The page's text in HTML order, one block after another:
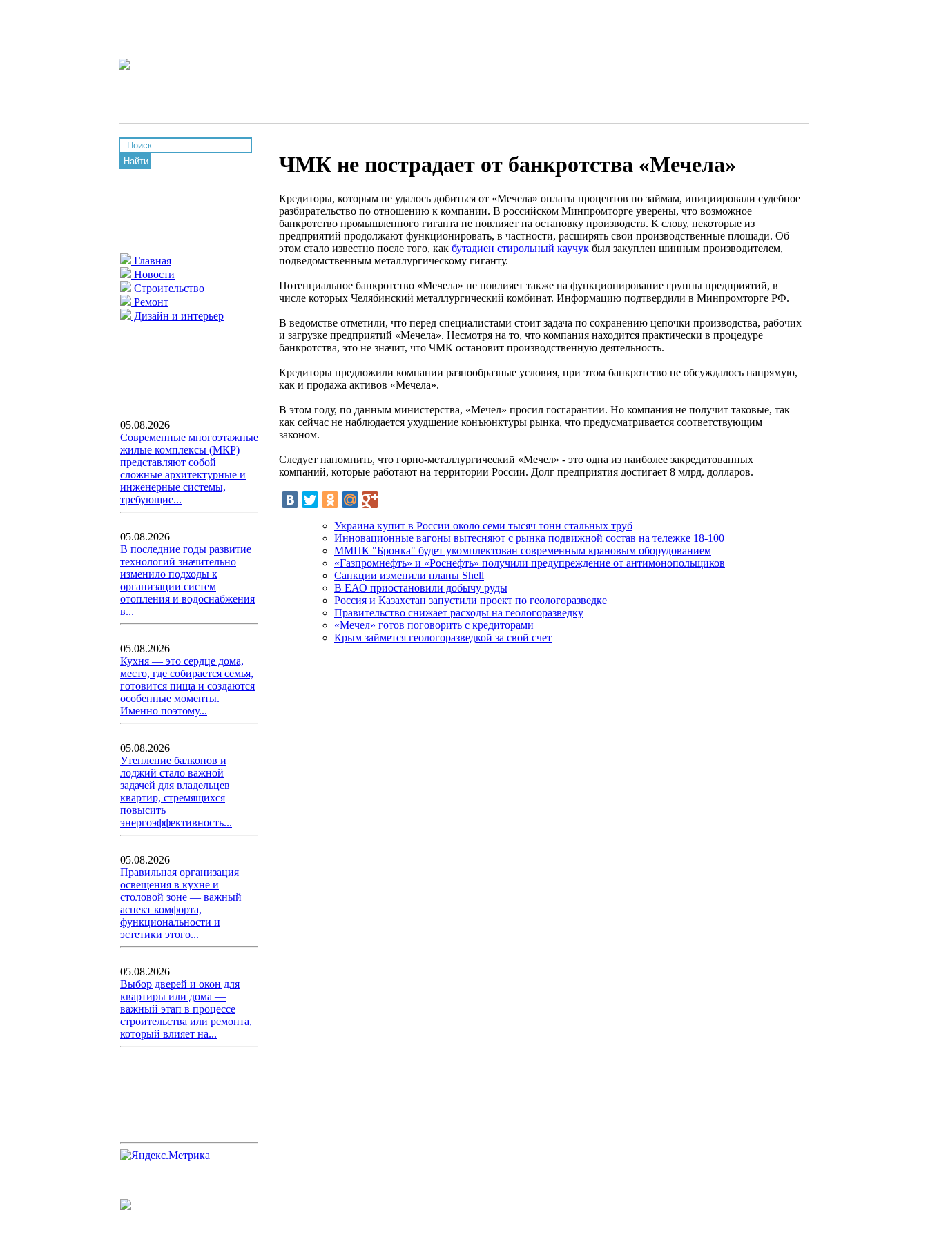
Найти
Главная
Новости
Строительство
Ремонт
Дизайн и интерьер
05.08.2026
Современные многоэтажные
жилые комплексы (МКР)
представляют собой
сложные архитектурные и
инженерные системы,
требующие...
05.08.2026
В последние годы развитие
технологий значительно
изменило подходы к
организации систем
отопления и водоснабжения
в...
05.08.2026
Кухня — это сердце дома,
место, где собирается семья,
готовится пища и создаются
особенные моменты.
Именно поэтому...
05.08.2026
Утепление балконов и
лоджий стало важной
задачей для владельцев
квартир, стремящихся
повысить
энергоэффективность...
05.08.2026
Правильная организация
освещения в кухне и
столовой зоне — важный
аспект комфорта,
функциональности и
эстетики этого...
05.08.2026
Выбор дверей и окон для
квартиры или дома —
важный этап в процессе
строительства или ремонта,
который влияет на...
ЧМК не пострадает от банкротства «Мечела»
Кредиторы, которым не удалось добиться от «Мечела» оплаты процентов по займам, инициировали судебное
разбирательство по отношению к компании. В российском Минпромторге уверены, что возможное
банкротство промышленного гиганта не повлияет на остановку производств. К слову, некоторые из
предприятий продолжают функционировать, в частности, расширять свои производственные площади. Об
этом стало известно после того, как бутадиен стирольный каучук был закуплен шинным производителем,
подведомственным металлургическому гиганту.
Потенциальное банкротство «Мечела» не повлияет также на функционирование группы предприятий, в
числе которых Челябинский металлургический комбинат. Информацию подтвердили в Минпромторге РФ.
В ведомстве отметили, что перед специалистами стоит задача по сохранению цепочки производства, рабочих
и загрузке предприятий «Мечела». Несмотря на то, что компания находится практически в процедуре
банкротства, это не значит, что ЧМК остановит производственную деятельность.
Кредиторы предложили компании разнообразные условия, при этом банкротство не обсуждалось напрямую,
как и продажа активов «Мечела».
В этом году, по данным министерства, «Мечел» просил госгарантии. Но компания не получит таковые, так
как сейчас не наблюдается ухудшение конъюнктуры рынка, что предусматривается соответствующим
законом.
Следует напомнить, что горно-металлургический «Мечел» - это одна из наиболее закредитованных
компаний, которые работают на территории России. Долг предприятия достигает 8 млрд. долларов.
Украина купит в России около семи тысяч тонн стальных труб
Инновационные вагоны вытесняют с рынка подвижной состав на тележке 18-100
ММПК "Бронка" будет укомплектован современным крановым оборудованием
«Газпромнефть» и «Роснефть» получили предупреждение от антимонопольщиков
Санкции изменили планы Shell
В ЕАО приостановили добычу руды
Россия и Казахстан запустили проект по геологоразведке
Правительство снижает расходы на геологоразведку
«Мечел» готов поговорить с кредиторами
Крым займется геологоразведкой за свой счет